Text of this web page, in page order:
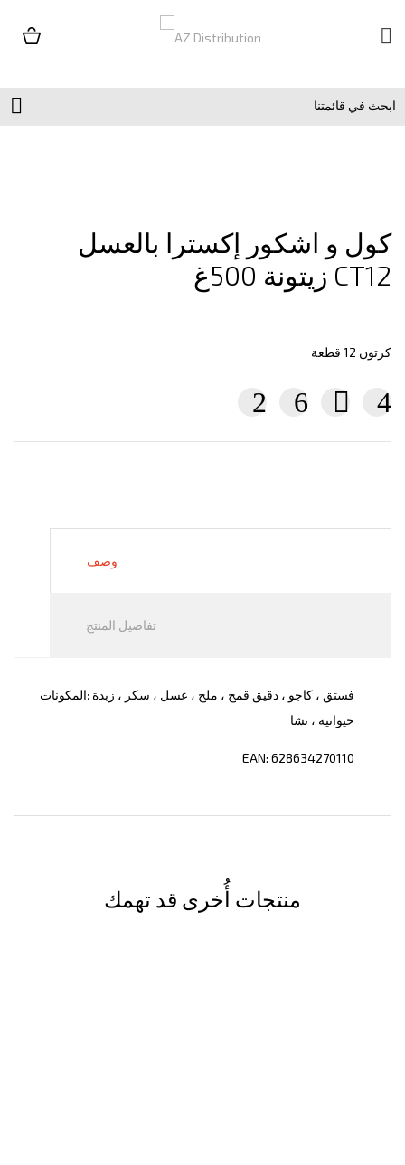


كول و اشكور إكسترا بالعسل
زيتونة 500غ CT12
كرتون 12 قطعة
وصف
تفاصيل المنتج
المكونات: فستق ، كاجو ، دقيق قمح ، ملح ، عسل ، سكر ، زبدة
حيوانية ، نشا
EAN: 628634270110
منتجات أُخرى قد تهمك